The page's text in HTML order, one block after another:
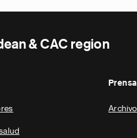
& CAC region
Prensa